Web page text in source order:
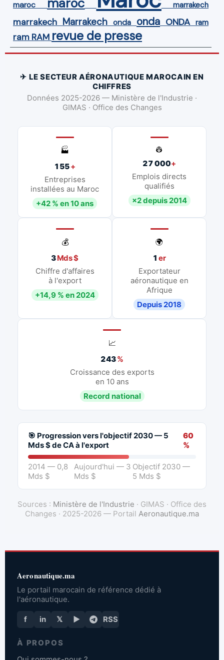
maroc marrakech
marrakech Marrakech onda onda ONDA ram
ram RAM revue de presse
✈ LE SECTEUR AÉRONAUTIQUE MAROCAIN EN
CHIFFRES
Données 2025-2026 — Ministère de l'Industrie ·
GIMAS · Office des Changes
🏭
155+
Entreprises
installées au Maroc
+42 % en 10 ans
👷
27 000+
Emplois directs
qualifiés
×2 depuis 2014
💰
3Mds $
Chiffre d'affaires
à l'export
+14,9 % en 2024
🌍
1 er
Exportateur
aéronautique en
Afrique
Depuis 2018
📈
243%
Croissance des exports
en 10 ans
Record national
🎯 Progression vers l'objectif 2030 — 5
Mds $ de CA à l'export
60
%
2014 — 0,8
Mds $
Aujourd'hui — 3
Mds $
Objectif 2030 —
5 Mds $
Sources : Ministère de l'Industrie · GIMAS · Office des
Changes · 2025-2026 — Portail Aeronautique.ma
Aeronautique.ma
Le portail marocain de référence dédié à
l'aéronautique.
f in 𝕏 ▶ RSS
À PROPOS